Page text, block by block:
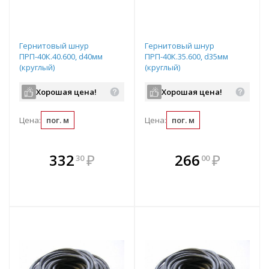
Гернитовый шнур
ПРП-40К.40.600, d40мм
(круглый)
Хорошая цена!
Цена: пог. м
33230 ₽
В комплекте
всегда выгоднее!
Гернитовый шнур
ПРП-40К.35.600, d35мм
(круглый)
Хорошая цена!
Цена: пог. м
В комплекте
всегда выгоднее!
266 00 ₽